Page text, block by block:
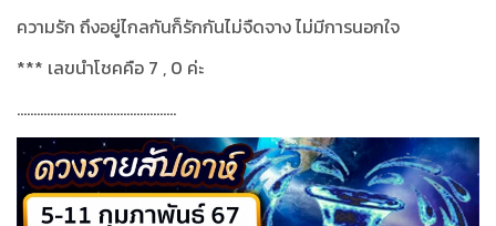
ความรัก ถึงอยู่ไกลกันก็รักกันไม่จืดจาง ไม่มีการนอกใจ
*** เลขนำโชคคือ 7 , 0 ค่ะ
................................................